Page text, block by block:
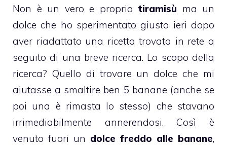
Non è un vero e proprio tiramisù ma un
dolce che ho sperimentato giusto ieri dopo
aver riadattato una ricetta trovata in rete a
seguito di una breve ricerca. Lo scopo della
ricerca? Quello di trovare un dolce che mi
aiutasse a smaltire ben 5 banane (anche se
poi una è rimasta lo stesso) che stavano
irrimediabilmente annerendosi. Così è
venuto fuori un dolce freddo alle banane,